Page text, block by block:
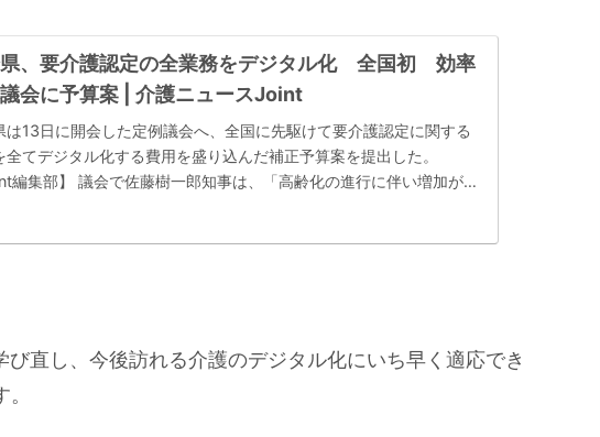
、要介護認定の全業務をデジタル化 全国初 効率
会に予算案 | 介護ニュースJoint
は13日に開会した定例議会へ、全国に先駆けて要介護認定に関する
全てデジタル化する費用を盛り込んだ補正予算案を提出した。
編集部】 議会で佐藤樹一郎知事は、「高齢化の進行に伴い増加が見
直し、今後訪れる介護のデジタル化にいち早く適応でき